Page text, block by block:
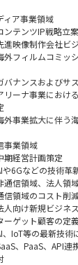
ィア事業領域
テンツIP戦略立案
進映像制作会社ビ
外フィルムコミッ
ナンスおよびサ
リーナ事業におけ
外事業拡大に伴う
事業領域
経営計画策定
や6Gなどの技術革
通信領域、法人領
信領域のコスト削
向け新規ビジネ
ーゲット顧客の定
、IoT等の最新技
、PaaS、API